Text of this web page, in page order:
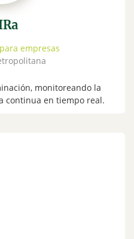
empresas
monitoreando la
continua en tiempo real.